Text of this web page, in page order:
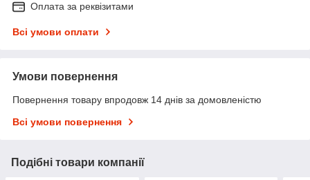
Оплата за реквізитами
Всі умови оплати
Умови повернення
Повернення товару впродовж 14 днів за домовленістю
Всі умови повернення
Подібні товари компанії